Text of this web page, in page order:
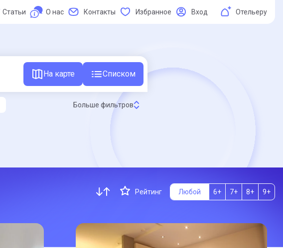
Статьи О нас Контакты Избранное Вход Отельеру
На карте Списком
Больше фильтров
Рейтинг Любой 6+ 7+ 8+ 9+